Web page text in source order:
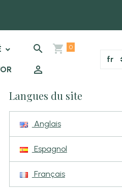
0
Langues du site
Anglais
Espagnol
Français